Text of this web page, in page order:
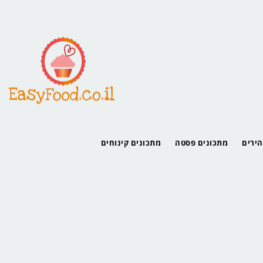
מתכונים פסטה מתכונים קינוחים